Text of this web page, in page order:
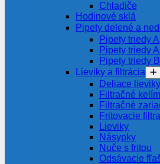
Chladiče
Hodinové sklá
Pipety delené a
Pipety triedy A
Pipety triedy
Pipety triedy B
Lieviky a filtrácia
Deliace lieviky
Filtračné
Filtračné
Fritovacie
Lieviky
Násypky
Nuče s fritou
Odsávacie